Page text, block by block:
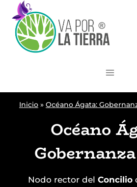
Skip
content
Inicio » Océano Ágata:
Océano
Nodo rector del Concilio